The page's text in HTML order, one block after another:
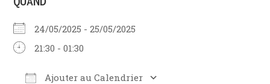
24/05/2025 - 25/05/2025
21:30 - 01:30
Ajouter au Calendrier